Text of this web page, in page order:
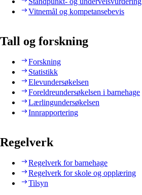
Vitnemål og kompetansebevis
Tall og forskning
Forskning
Statistikk
Elevundersøkelsen
Foreldreundersøkelsen i barnehage
Lærlingundersøkelsen
Innrapportering
Regelverk
Regelverk for barnehage
Regelverk for skole og opplæring
Tilsyn